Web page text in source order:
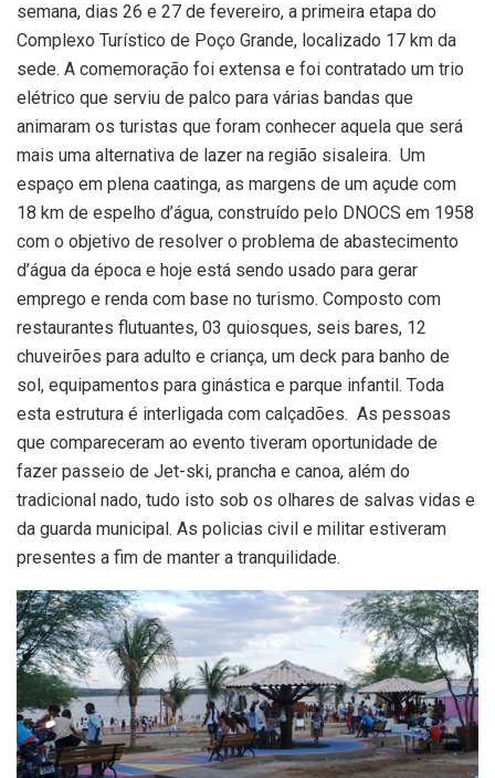
semana, dias 26 e 27 de fevereiro, a primeira etapa do
Complexo Turístico de Poço Grande, localizado 17 km da
sede. A comemoração foi extensa e foi contratado um trio
elétrico que serviu de palco para várias bandas que
animaram os turistas que foram conhecer aquela que será
mais uma alternativa de lazer na região sisaleira. Um
espaço em plena caatinga, as margens de um açude com
18 km de espelho d’água, construído pelo DNOCS em 1958
com o objetivo de resolver o problema de abastecimento
d’água da época e hoje está sendo usado para gerar
emprego e renda com base no turismo. Composto com
restaurantes flutuantes, 03 quiosques, seis bares, 12
chuveirões para adulto e criança, um deck para banho de
sol, equipamentos para ginástica e parque infantil. Toda
esta estrutura é interligada com calçadões. As pessoas
que compareceram ao evento tiveram oportunidade de
fazer passeio de Jet-ski, prancha e canoa, além do
tradicional nado, tudo isto sob os olhares de salvas vidas e
da guarda municipal. As policias civil e militar estiveram
presentes a fim de manter a tranquilidade.